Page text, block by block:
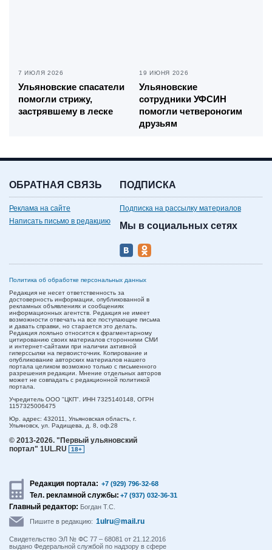
7 ИЮЛЯ 2026
Ульяновские спасатели
помогли стрижу,
застрявшему в леске
19 ИЮНЯ 2026
Ульяновские
сотрудники УФСИН
помогли четвероногим
друзьям
ОБРАТНАЯ СВЯЗЬ
Реклама на сайте
Написать письмо в редакцию
ПОДПИСКА
Подписка на рассылку материалов
Мы в социальных сетях
Политика об обработке персональных данных
Редакция не несет ответственность за
достоверность информации, опубликованной в
рекламных объявлениях и сообщениях
информационных агентств. Редакция не имеет
возможности отвечать на все поступающие письма
и давать справки, но старается это делать.
Редакция лояльно относится к фрагментарному
цитированию своих материалов сторонними СМИ
и интернет-сайтами при наличии активной
гиперссылки на первоисточник. Копирование и
опубликование авторских материалов нашего
портала целиком возможно только с письменного
разрешения редакции. Мнение отдельных авторов
может не совпадать с редакционной политикой
портала.
Учредитель ООО "ЦКП". ИНН 7325140148, ОГРН
1157325006475
Юр. адрес: 432011, Ульяновская область, г.
Ульяновск, ул. Радищева, д. 8, оф.28
© 2013-2026. "Первый ульяновский
портал" 1UL.RU
18+
Редакция портала: +7 (929) 796-32-68
Тел. рекламной службы: +7 (937) 032-36-31
Главный редактор: Богдан Т.С.
Пишите в редакцию: 1ulru@mail.ru
Свидетельство ЭЛ № ФС 77 – 68081 от 21.12.2016
выдано Федеральной службой по надзору в сфере